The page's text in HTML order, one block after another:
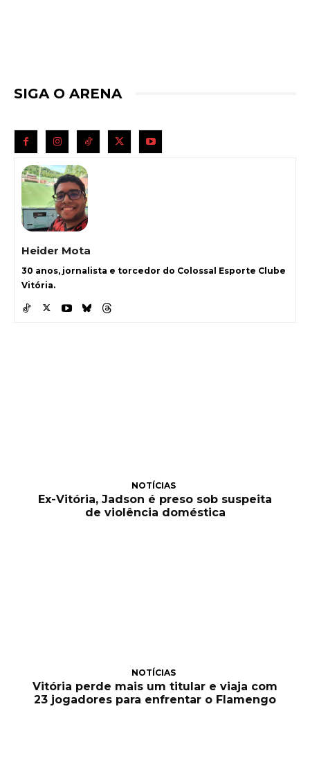
SIGA O ARENA
Heider Mota
30 anos, jornalista e torcedor do Colossal Esporte Clube
Vitória.
NOTÍCIAS
Ex-Vitória, Jadson é preso sob suspeita
de violência doméstica
NOTÍCIAS
Vitória perde mais um titular e viaja com
23 jogadores para enfrentar o Flamengo